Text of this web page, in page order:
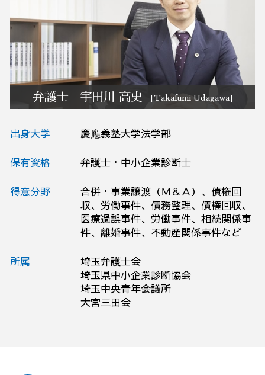
M&A 弁護士相談 埼玉県
破産 弁護士相談 栃木県
リーガルチェック 弁護士相談 栃木県
リーガルチェック 弁護士相談 大宮区
リーガルチェック 弁護士相談 埼玉県
弁護士 宇田川 高史 [Takafumi Udagawa]
出身大学 慶應義塾大学法学部
保有資格 弁護士・中小企業診断士
得意分野
合併・事業譲渡（Ｍ＆Ａ）、債権回
収、労働事件、債務整理、債権回収、
医療過誤事件、労働事件、相続関係事
件、離婚事件、不動産関係事件など
所属
埼玉弁護士会
埼玉県中小企業診断協会
埼玉中央青年会議所
大宮三田会